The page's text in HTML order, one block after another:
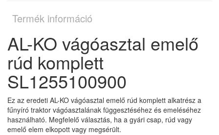
Termék információ
AL-KO vágóasztal emelő
rúd komplett
SL1255100900
Ez az eredeti AL-KO vágóasztal emelő rúd komplett alkatrész a
fűnyíró traktor vágóasztalának függesztéséhez és emeléséhez
használható. Megfelelő választás, ha a gyári csap, rúd vagy
emelő elem elkopott vagy megsérült.